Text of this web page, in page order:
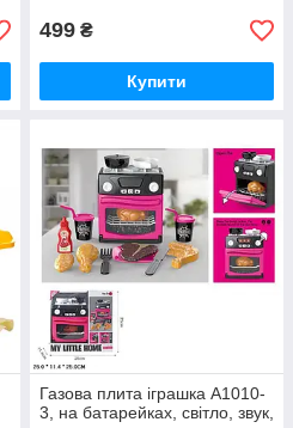
499 ₴
Купити
Газова плита іграшка A1010-
3, на батарейках, світло, звук,